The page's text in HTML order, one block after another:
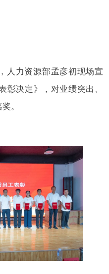
人力资源部孟彦初现场宣
彰决定》，对业绩突出、
。